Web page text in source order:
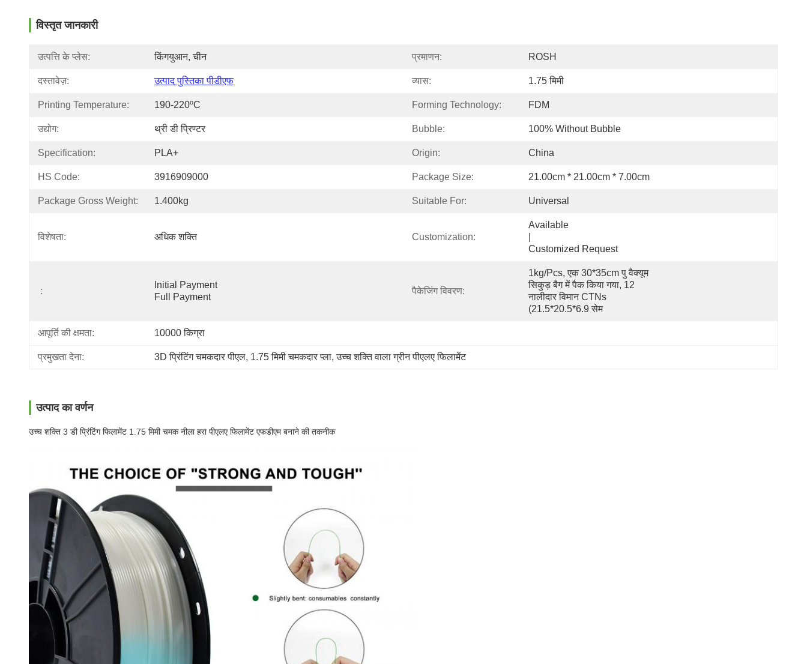
विस्तृत जानकारी
उत्पत्ति के प्लेस: किंगयुआन, चीन प्रमाणन: ROSH
दस्तावेज़: उत्पाद पुस्तिका पीडीएफ व्यास: 1.75 मिमी
Printing Temperature: 190-220ºC Forming Technology: FDM
उद्योग: थ्री डी प्रिण्टर Bubble: 100% Without Bubble
Specification: PLA+ Origin: China
HS Code: 3916909000 Package Size: 21.00cm * 21.00cm * 7.00cm
Package Gross Weight: 1.400kg Suitable For: Universal
विशेषता: अधिक शक्ति Customization:
Available
Customized Request
:
Initial Payment
Full Payment
पैकेजिंग विवरण:
1kg/pcs, एक 30*35cm पु वैक्यूम
सिकुड़ बैग में पैक किया गया, 12
नालीदार विमान CTNs
(21.5*20.5*6.9 सेम
आपूर्ति की क्षमता: 10000 किग्रा
प्रमुखता देना: 3D प्रिंटिंग चमकदार पीएल, 1.75 मिमी चमकदार प्ला, उच्च शक्ति वाला ग्रीन पीएलए फिलामेंट
उत्पाद का वर्णन
उच्च शक्ति 3 डी प्रिंटिंग फिलामेंट 1.75 मिमी चमक नीला हरा पीएलए फिलामेंट एफडीएम बनाने की तकनीक